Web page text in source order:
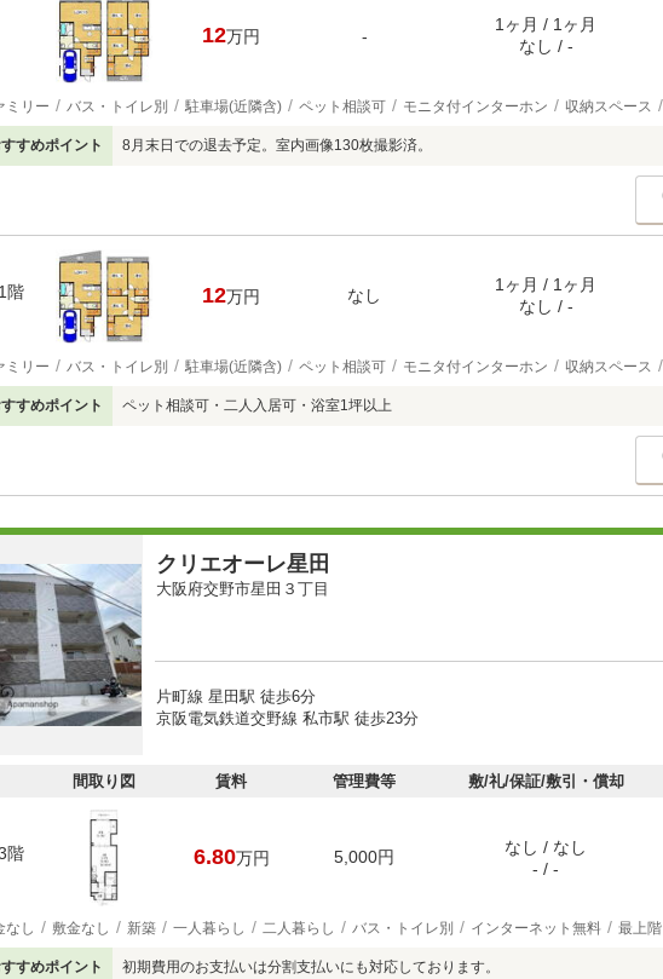
12万円 -
1ヶ月 / 1ヶ月
なし / -
ミリー バス・トイレ別 駐車場(近隣含) ペット相談可 モニタ付インターホン 収納スペース
すめポイント 8月末日での退去予定。室内画像130枚撮影済。
1階 12万円 なし
1ヶ月 / 1ヶ月
なし / -
ミリー バス・トイレ別 駐車場(近隣含) ペット相談可 モニタ付インターホン 収納スペース
すめポイント ペット相談可・二人入居可・浴室1坪以上
クリエオーレ星田
大阪府交野市星田３丁目
片町線 星田駅 徒歩6分
京阪電気鉄道交野線 私市駅 徒歩23分
間取り図 賃料 管理費等 敷/礼/保証/敷引・償却
階 6.80万円 5,000円
なし / なし
- / -
なし 敷金なし 新築 一人暮らし 二人暮らし バス・トイレ別 インターネット無料 最上階
すめポイント 初期費用のお支払いは分割支払いにも対応しております。